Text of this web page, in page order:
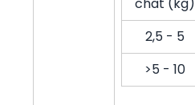
2,5 - 5
>5 - 10